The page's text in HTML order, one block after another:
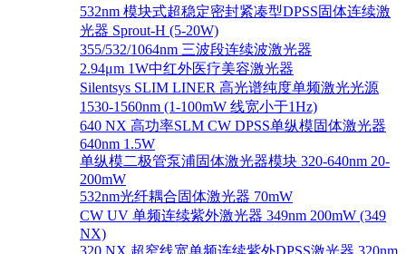
532nm 模块式超稳定密封紧凑型DPSS固体连续激
光器 Sprout-H (5-20W)
355/532/1064nm 三波段连续波激光器
2.94μm 1W中红外医疗美容激光器
Silentsys SLIM LINER 高光谱纯度单频激光光源
1530-1560nm (1-100mW 线宽小于1Hz)
640 NX 高功率SLM CW DPSS单纵模固体激光器
640nm 1.5W
单纵模二极管泵浦固体激光器模块 320-640nm 20-
200mW
532nm光纤耦合固体激光器 70mW
CW UV 单频连续紫外激光器 349nm 200mW (349
NX)
320 NX 超窄线宽单频连续紫外DPSS激光器 320nm